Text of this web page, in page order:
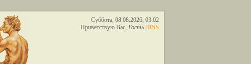
Суббота, 08.08.2026, 03:02
Приветствую Вас, Гость RSS